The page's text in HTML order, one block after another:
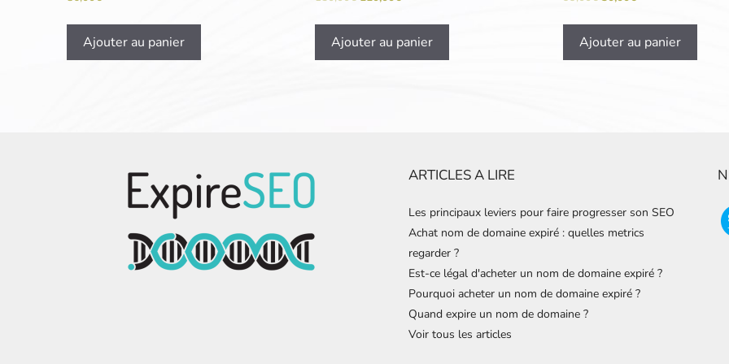
Ajouter au panier Ajouter au panier Ajouter au panier
ARTICLES A LIRE
Les principaux leviers pour faire progresser son SEO
Achat nom de domaine expiré : quelles metrics
regarder ?
Est-ce légal d'acheter un nom de domaine expiré ?
Pourquoi acheter un nom de domaine expiré ?
Quand expire un nom de domaine ?
Voir tous les articles